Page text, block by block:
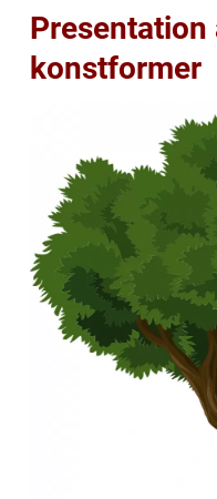
konstformer